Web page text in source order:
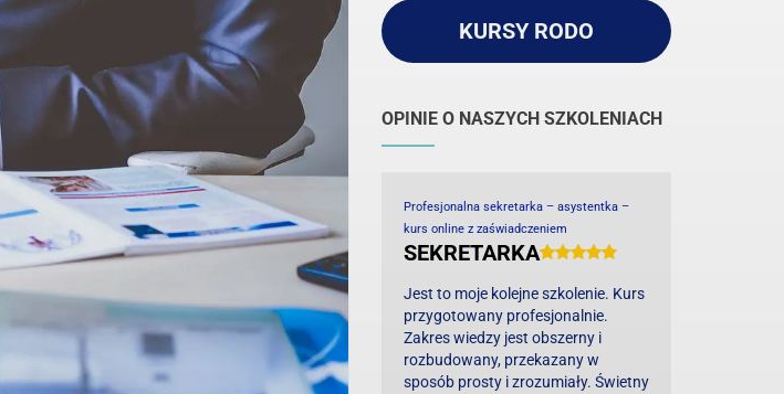
KURSY RODO
OPINIE O NASZYCH SZKOLENIACH
Profesjonalna sekretarka – asystentka –
kurs online z zaświadczeniem
SEKRETARKA
Jest to moje kolejne szkolenie. Kurs
przygotowany profesjonalnie.
Zakres wiedzy jest obszerny i
rozbudowany, przekazany w
sposób prosty i zrozumiały. Świetny